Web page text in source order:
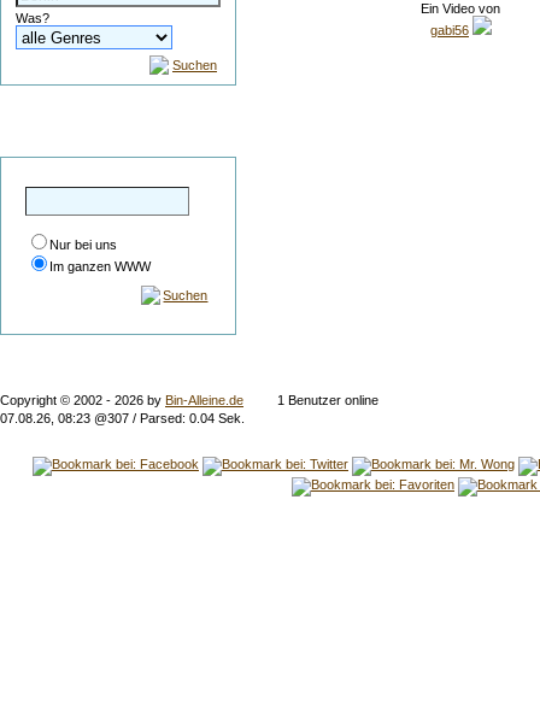
Was?
Suchen
Nur bei uns
Im ganzen WWW
Suchen
Ein Video von
gabi56
Copyright © 2002 - 2026 by Bin-Alleine.de
1 Benutzer online
07.08.26, 08:23 @307 / Parsed: 0.04 Sek.